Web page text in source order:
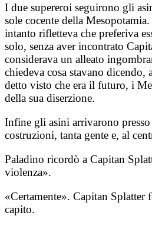
I due supereroi seguirono gli
sole cocente della
intanto rifletteva che preferiva
solo, senza aver incontrato
considerava un alleato
chiedeva cosa stavano dicendo,
detto visto che era il futuro, i
della sua diserzione.
Infine gli asini arrivarono
costruzioni, tanta gente e, al
Paladino ricordò a Capitan
violenza».
«Certamente». Capitan Splatter
capito.